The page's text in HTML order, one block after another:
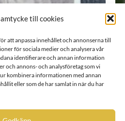
till cookies
att anpassa innehållet och annonserna till
för sociala medier och analysera vår
identifierare och annan information
och annons- och analysföretag som vi
kombinera informationen med annan
eller som de har samlat in när du har